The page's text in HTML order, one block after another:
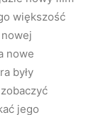
większość
nowe
były
jego